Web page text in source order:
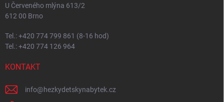
U Červeného mlýna 613/2
612 00 Brno
Tel.: +420 774 799 861 (8-16 hod)
Tel.: +420 774 126 964
KONTAKT
info@hezkydetskynabytek.cz